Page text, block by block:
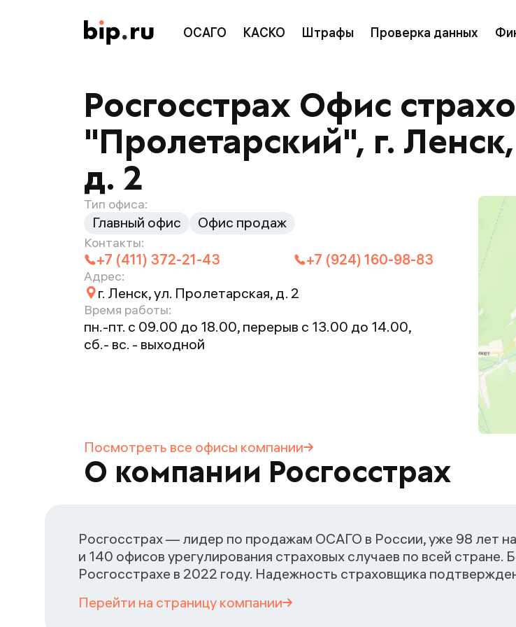
ОСАГО КАСКО Штрафы Проверка данных
Росгосстрах Офис
"Пролетарский", г.
д. 2
Тип офиса:
Главный офис Офис продаж
Контакты:
+7 (411) 372-21-43 +7 (924) 160-98-83
Адрес:
г. Ленск, ул. Пролетарская, д. 2
Время работы:
пн.-пт. с 09.00 до 18.00, перерыв с 13.00 до 14.00,
сб.- вс. - выходной
Посмотреть все офисы компании
О компании Росгосстрах
Росгосстрах — лидер по продажам ОСАГО в России, уже 98 лет
и 140 офисов урегулирования страховых случаев по всей
Росгосстрахе в 2022 году. Надежность страховщика
Перейти на страницу компании